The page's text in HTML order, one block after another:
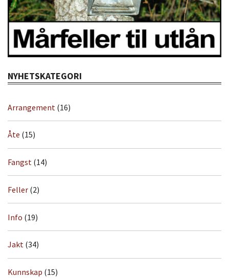
NYHETSKATEGORI
Arrangement (16)
Åte (15)
Fangst (14)
Feller (2)
Info (19)
Jakt (34)
Kunnskap (15)